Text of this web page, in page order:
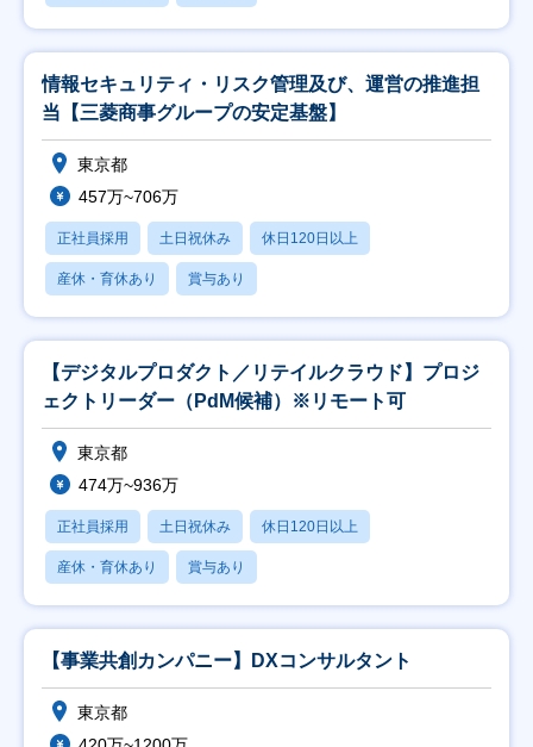
情報セキュリティ・リスク管理及び、運営の推進担
当【三菱商事グループの安定基盤】
東京都
457万~706万
正社員採用 土日祝休み 休日120日以上
産休・育休あり 賞与あり
【デジタルプロダクト／リテイルクラウド】プロジ
ェクトリーダー（PdM候補）※リモート可
東京都
474万~936万
正社員採用 土日祝休み 休日120日以上
産休・育休あり 賞与あり
【事業共創カンパニー】DXコンサルタント
東京都